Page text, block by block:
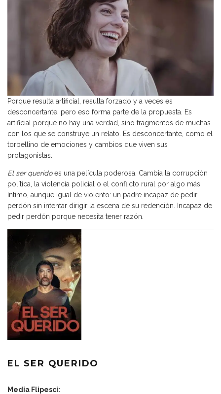
Porque resulta artificial, resulta forzado y a veces es
desconcertante, pero eso forma parte de la propuesta. Es
artificial porque no hay una verdad, sino fragmentos de muchas
con los que se construye un relato. Es desconcertante, como el
torbellino de emociones y cambios que viven sus
protagonistas.
El ser queridoes una película poderosa. Cambia la corrupción
política, la violencia policial o el conflicto rural por algo más
íntimo, aunque igual de violento: un padre incapaz de pedir
perdón sin intentar dirigir la escena de su redención. Incapaz de
pedir perdón porque necesita tener razón.
EL SER QUERIDO
Media Flipesci: